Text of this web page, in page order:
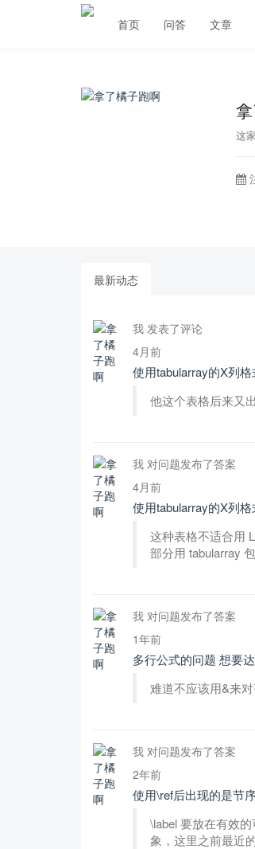
首页 问答 文章
这
最新动态
我 发表了评论
4月前
使用tabularray的X列
他这个表格后来又
我 对问题发布了答案
4月前
使用tabularray的X列
这种表格不适合用
部分用 tabularray
我 对问题发布了答案
1年前
多行公式的问题 想要
难道不应该用&来
我 对问题发布了答案
2年前
使用\ref后出现的是节
\label 要放在有效
象，这里之前最近